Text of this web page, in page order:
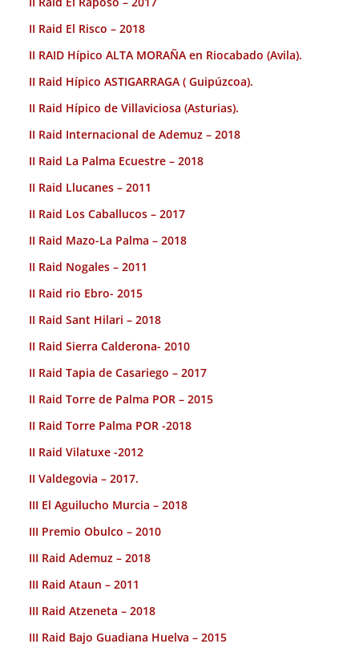
II Raid El Risco – 2018
II RAID Hípico ALTA MORAÑA en Riocabado (Avila).
II Raid Hípico ASTIGARRAGA ( Guipúzcoa).
II Raid Hípico de Villaviciosa (Asturias).
II Raid Internacional de Ademuz – 2018
II Raid La Palma Ecuestre – 2018
II Raid Llucanes – 2011
II Raid Los Caballucos – 2017
II Raid Mazo-La Palma – 2018
II Raid Nogales – 2011
II Raid rio Ebro- 2015
II Raid Sant Hilari – 2018
II Raid Sierra Calderona- 2010
II Raid Tapia de Casariego – 2017
II Raid Torre de Palma POR – 2015
II Raid Torre Palma POR -2018
II Raid Vilatuxe -2012
II Valdegovia – 2017.
III El Aguilucho Murcia – 2018
III Premio Obulco – 2010
III Raid Ademuz – 2018
III Raid Ataun – 2011
III Raid Atzeneta – 2018
III Raid Bajo Guadiana Huelva – 2015